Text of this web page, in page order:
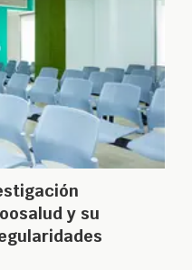
y su